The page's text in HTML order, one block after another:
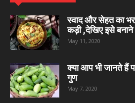
स्वाद और सेहत का
कड़ी ,देखिए इसे
May 11, 2020
क्या आप भी जानते हैं
गुण
May 7, 2020